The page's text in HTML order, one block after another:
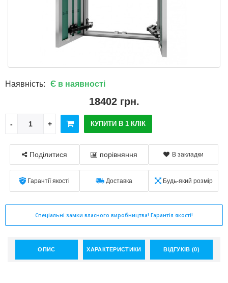
Наявність: Є в наявності
18402 грн.
КУПИТИ В 1 КЛІК
Поділитися порівняння В закладки
Гарантії якості Доставка Будь-який розмір
Спеціальні замки власного виробництва! Гарантія якості!
ОПИС ХАРАКТЕРИСТИКИ ВІДГУКІВ (0)